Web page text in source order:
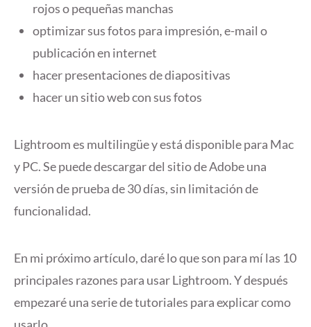
rojos o pequeñas manchas
optimizar sus fotos para impresión, e-mail o
publicación en internet
hacer presentaciones de diapositivas
hacer un sitio web con sus fotos
Lightroom es multilingüe y está disponible para Mac
y PC. Se puede descargar del sitio de Adobe una
versión de prueba de 30 días, sin limitación de
funcionalidad.
En mi próximo artículo, daré lo que son para mí las 10
principales razones para usar Lightroom. Y después
empezaré una serie de tutoriales para explicar como